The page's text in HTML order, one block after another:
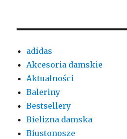
adidas
Akcesoria damskie
Aktualności
Baleriny
Bestsellery
Bielizna damska
Biustonosze